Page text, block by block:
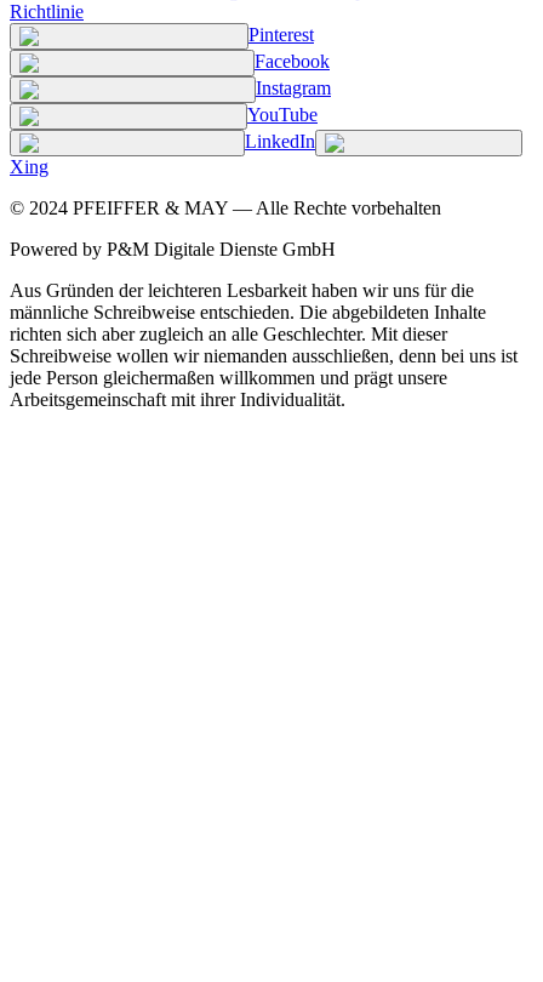
Richtlinie
Pinterest
Facebook
Instagram
YouTube
LinkedIn
Xing
© 2024 PFEIFFER & MAY — Alle Rechte vorbehalten
Powered by P&M Digitale Dienste GmbH
Aus Gründen der leichteren Lesbarkeit haben wir uns für die
männliche Schreibweise entschieden. Die abgebildeten Inhalte
richten sich aber zugleich an alle Geschlechter. Mit dieser
Schreibweise wollen wir niemanden ausschließen, denn bei uns ist
jede Person gleichermaßen willkommen und prägt unsere
Arbeitsgemeinschaft mit ihrer Individualität.